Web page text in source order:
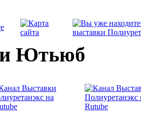
и Ютьюб